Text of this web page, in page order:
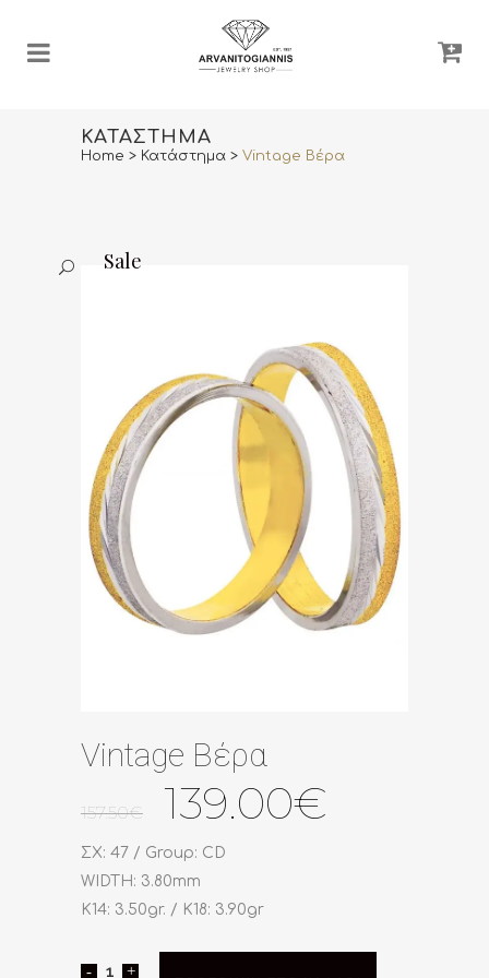
ΚΑΤΆΣΤΗΜΑ
Home > Κατάστημα > Vintage Βέρα
Sale
Vintage Βέρα
157.50€ Original
price
was:
157.50€.
139.00€
ΣΧ: 47 / Group: CD
WIDTH: 3.80mm
K14: 3.50gr. / K18: 3.90gr
Vintage